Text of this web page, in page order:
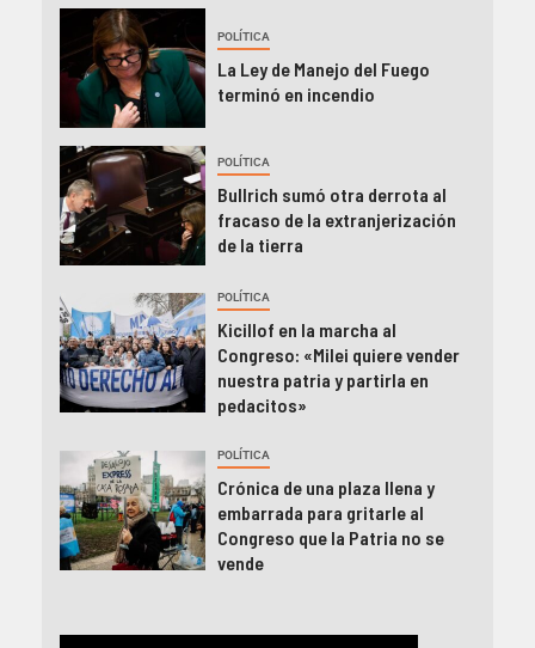
POLÍTICA
La Ley de Manejo del Fuego
terminó en incendio
POLÍTICA
Bullrich sumó otra derrota al
fracaso de la extranjerización
de la tierra
POLÍTICA
Kicillof en la marcha al
Congreso: «Milei quiere vender
nuestra patria y partirla en
pedacitos»
POLÍTICA
Crónica de una plaza llena y
embarrada para gritarle al
Congreso que la Patria no se
vende